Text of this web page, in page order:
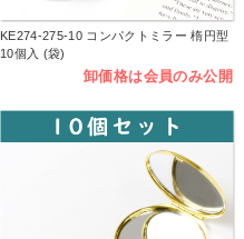
KE274-275-10 コンパクトミラー 楕円型
10個入 (袋)
卸価格は会員のみ公開